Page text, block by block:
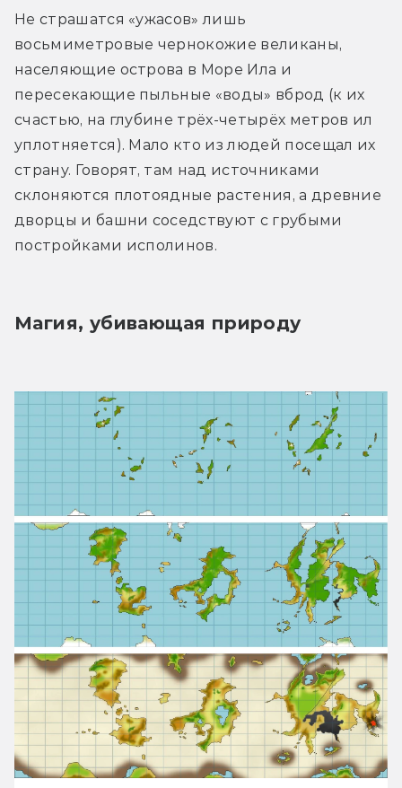
Не страшатся «ужасов» лишь
восьмиметровые чернокожие великаны,
населяющие острова в Море Ила и
пересекающие пыльные «воды» вброд (к их
счастью, на глубине трёх-четырёх метров ил
уплотняется). Мало кто из людей посещал их
страну. Говорят, там над источниками
склоняются плотоядные растения, а древние
дворцы и башни соседствуют с грубыми
постройками исполинов.
Магия, убивающая природу